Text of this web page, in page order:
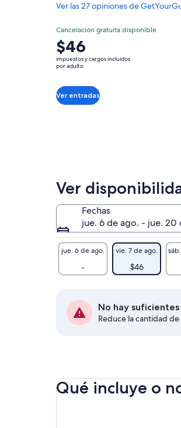
Ver las 27 opiniones de
9.89.8 de 10
Excepcional
Ver las 27
opiniones de
GetYourGuide
Cancelación gratuita disponible
El
precio
es
$46.
por
$46
impuestos y cargos incluidos
por adulto
Ver entradas
Ver
Fechas
jue. 6 de ago. - jue. 20
jue. 6 de ago.
-
vie. 7 de ago.
$46
No hay
Reduce la cantidad
Qué incluye o